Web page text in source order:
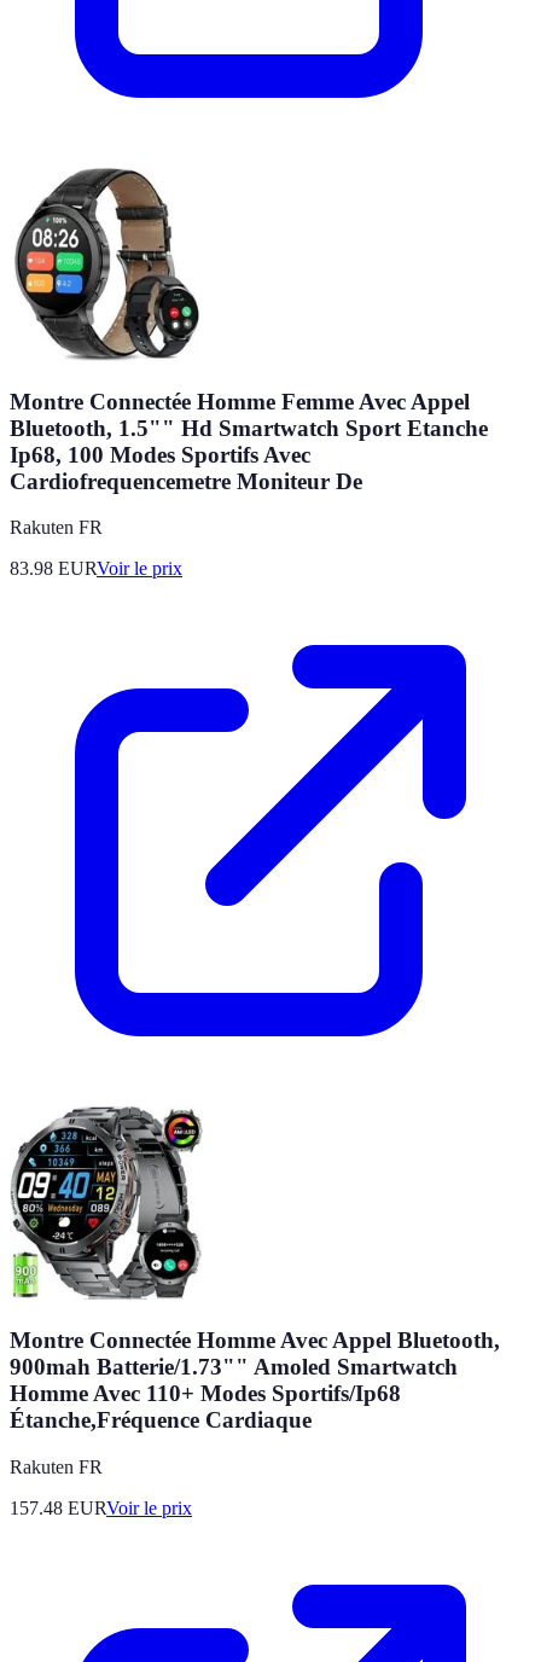
Montre Connectée Homme Femme Avec Appel
Bluetooth, 1.5"" Hd Smartwatch Sport Etanche
Ip68, 100 Modes Sportifs Avec
Cardiofrequencemetre Moniteur De
Rakuten FR
83.98 EURVoir le prix
Montre Connectée Homme Avec Appel Bluetooth,
900mah Batterie/1.73"" Amoled Smartwatch
Homme Avec 110+ Modes Sportifs/Ip68
Étanche,Fréquence Cardiaque
Rakuten FR
157.48 EURVoir le prix